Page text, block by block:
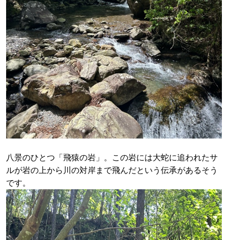
八景のひとつ「飛猿の岩」。この岩には大蛇に追われたサ
ルが岩の上から川の対岸まで飛んだという伝承があるそう
です。